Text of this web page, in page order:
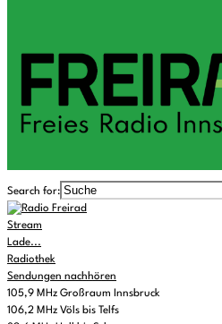
Search for:
Stream
Lade...
Radiothek
Sendungen nachhören
105,9 MHz Großraum Innsbruck
106,2 MHz Völs bis Telfs